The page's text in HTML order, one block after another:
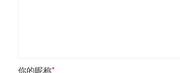
你的昵称*